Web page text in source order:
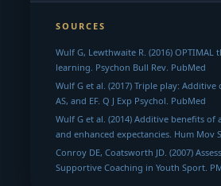
SOURCES
Wulf G, Lewthwaite R. (2016)
learning. Psychon Bull Rev. PubMed
Wulf G et al. (2017) Triple play:
AS, and EF. Q J Exp Psychol. PubMed
Wulf G et al. (2014) Additive benefits
and enhanced expectancies. Hum Mov
Conroy DE, Coatsworth JD. (2007)
Supportive Coaching in Youth Sport.